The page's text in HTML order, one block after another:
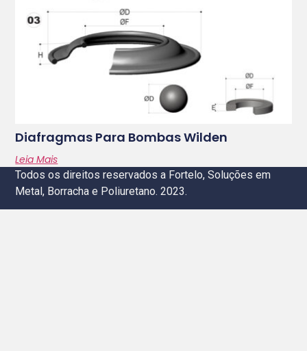
Diafragmas Para Bombas Wilden
Leia Mais
Todos os direitos reservados a Fortelo, Soluções em
Metal, Borracha e Poliuretano. 2023.